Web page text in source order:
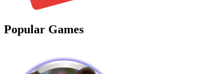
Popular Games